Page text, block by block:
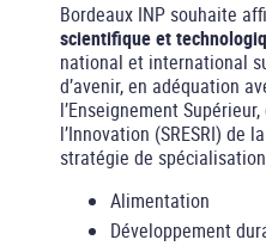
Bordeaux INP souhaite
scientifique et
national et international
d’avenir, en adéquation
l’Enseignement
l’Innovation (SRESRI) de
stratégie de
Alimentation
Développement